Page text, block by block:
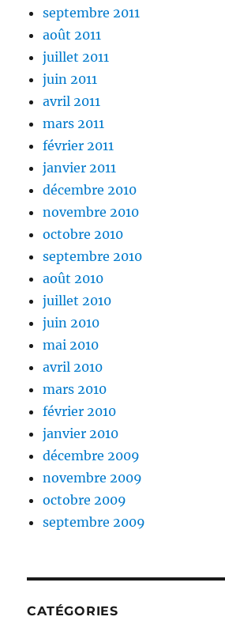
septembre 2011
août 2011
juillet 2011
juin 2011
avril 2011
mars 2011
février 2011
janvier 2011
décembre 2010
novembre 2010
octobre 2010
septembre 2010
août 2010
juillet 2010
juin 2010
mai 2010
avril 2010
mars 2010
février 2010
janvier 2010
décembre 2009
novembre 2009
octobre 2009
septembre 2009
CATÉGORIES